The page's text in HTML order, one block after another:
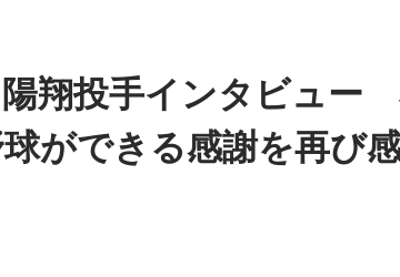
ジオ 落語DEデート』6時20分～7
のお相手は漫画家、そしてコラムニストとして
陽翔投手インタビュ
ができる感謝を再び